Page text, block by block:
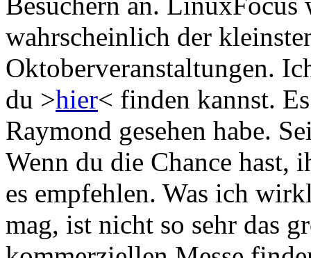
wahrscheinlich der
Oktoberveranstaltungen.
du >hier< finden kannst.
Raymond gesehen habe.
Wenn du die Chance hast,
es empfehlen. Was ich
mag, ist nicht so sehr das